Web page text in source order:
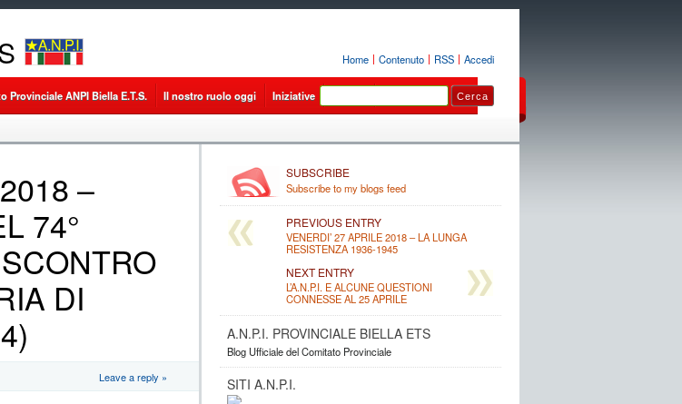
Home Contenuto RSS Accedi
Provinciale ANPI Biella E.T.S. Il nostro ruolo oggi Iniziative
–
74°
DI
Leave a reply »
SUBSCRIBE
Subscribe to my blogs feed
PREVIOUS ENTRY
VENERDI’ 27 APRILE 2018 – LA LUNGA
RESISTENZA 1936-1945
NEXT ENTRY
L’A.N.P.I. E ALCUNE QUESTIONI
CONNESSE AL 25 APRILE
A.N.P.I. PROVINCIALE BIELLA ETS
Blog Ufficiale del Comitato Provinciale
SITI A.N.P.I.